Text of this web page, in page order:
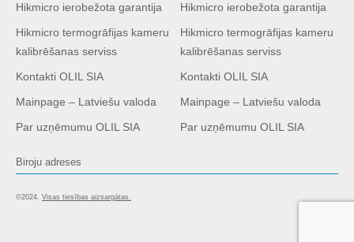
Hikmicro ierobežota garantija
Hikmicro termogrāfijas kameru
kalibrēšanas serviss
Kontakti OLIL SIA
Mainpage – Latviešu valoda
Par uzņēmumu OLIL SIA
Hikmicro ierobežota garantija
Hikmicro termogrāfijas kameru
kalibrēšanas serviss
Kontakti OLIL SIA
Mainpage – Latviešu valoda
Par uzņēmumu OLIL SIA
Biroju adreses
©2024. Visas tiesības aizsargātas.